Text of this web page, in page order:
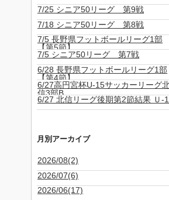
7/25 シニア50リーグ 第9戦
7/18 シニア50リーグ 第8戦
7/5 長野県フットボールリーグ1部
7/5 シニア50リーグ 第7戦
6/28 長野県フットボールリーグ1部
6/27高円宮杯U-15サッカーリーグ
6/27 北信リーグ後期第2節結果 Ｕ-
月別アーカイブ
2026/08(2)
2026/07(6)
2026/06(17)